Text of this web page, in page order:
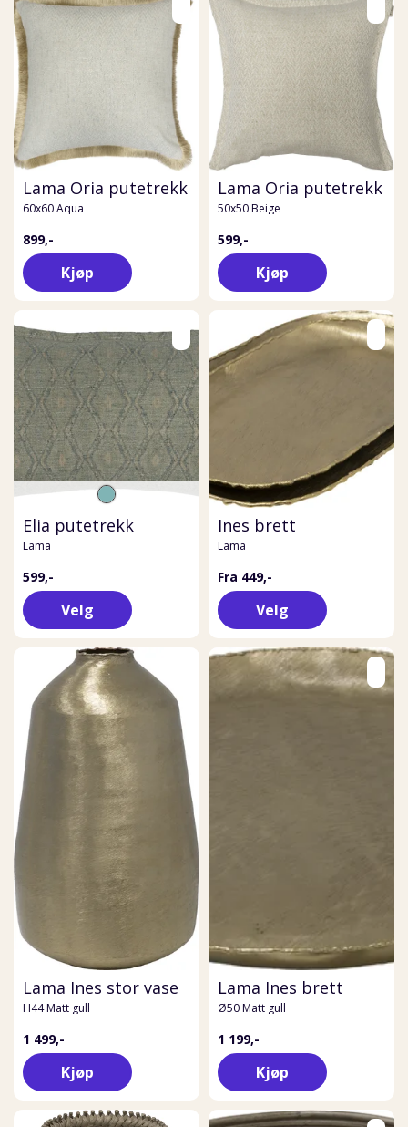
Lama Oria putetrekk
60x60 Aqua
899,-
Kjøp
Lama Oria putetrekk
50x50 Beige
599,-
Kjøp
Elia putetrekk
Lama
599,-
Velg
Ines brett
Lama
Fra 449,-
Velg
Lama Ines stor vase
H44 Matt gull
1 499,-
Kjøp
Lama Ines brett
Ø50 Matt gull
1 199,-
Kjøp